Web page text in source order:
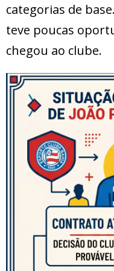
categorias de
teve poucas
chegou ao clube.